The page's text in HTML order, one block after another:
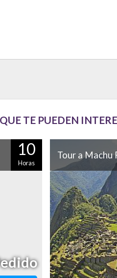
TE PUEDEN
10
Horas
Tour a Machu
Es considerado
Maravillas del
de ser Patrimonio
dos atributos así